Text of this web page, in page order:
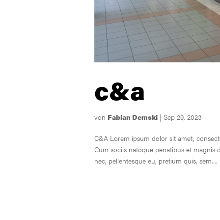
c&a
von Fabian Demski | Sep 29, 2023
C&A Lorem ipsum dolor sit amet,
Cum sociis natoque penatibus et magnis
nec, pellentesque eu, pretium quis, sem....